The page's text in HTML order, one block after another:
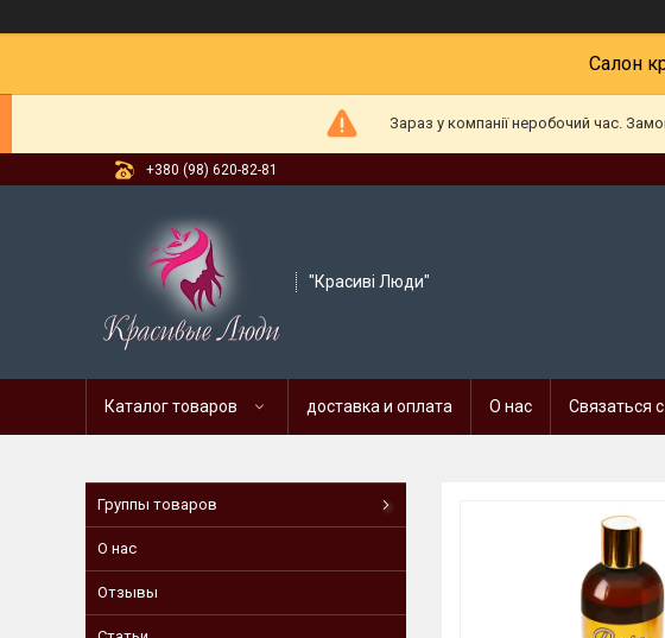
Салон
Зараз у компанії неробочий час.
+380 (98) 620-82-81
"Красиві Люди"
Каталог товаров доставка и оплата О нас Связаться
Группы товаров
О нас
Отзывы